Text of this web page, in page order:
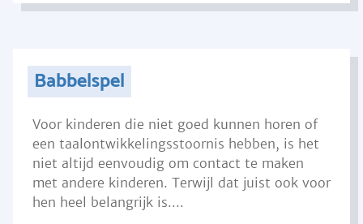
Babbelspel
Voor kinderen die niet goed kunnen horen of
een taalontwikkelingsstoornis hebben, is het
niet altijd eenvoudig om contact te maken
met andere kinderen. Terwijl dat juist ook voor
hen heel belangrijk is....